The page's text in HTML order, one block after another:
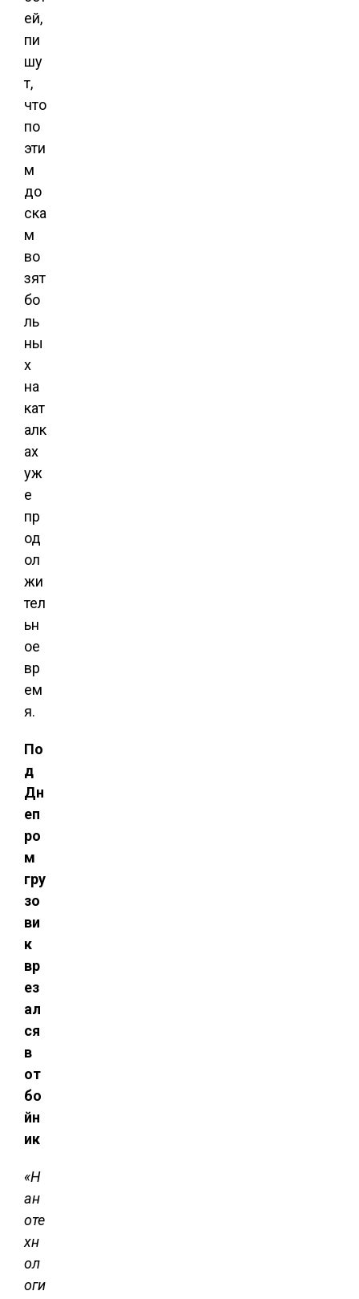
ей,
пи
шу
т,
что
по
эти
м
до
ска
м
во
зят
бо
ль
ны
х
на
кат
алк
ах
уж
е
пр
од
ол
жи
тел
ьн
ое
вр
ем
я.
По
д
Дн
еп
ро
м
гру
зо
ви
к
вр
ез
ал
ся
в
от
бо
йн
ик
«Н
ан
оте
хн
ол
оги